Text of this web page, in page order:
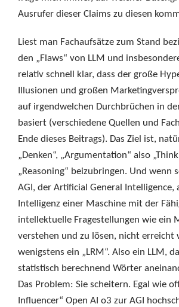
Ausrufer dieser Claims zu diesen
Liest man Fachaufsätze zum Stand
den „Flaws“ von LLM und
relativ schnell klar, dass der große
Illusionen und großen
auf irgendwelchen Durchbrüchen in
basiert (verschiedene Quellen und
Ende dieses Beitrags). Das Ziel ist,
„Denken“, „Argumentation“ also
„Reasoning“ beizubringen. Und wenn
AGI, der Artificial General Intelligence,
Intelligenz einer Maschine mit der
intellektuelle Fragestellungen wie ein
verstehen und zu lösen, nicht erreicht
wenigstens ein „LRM“. Also ein LLM,
statistisch berechnend Wörter
Das Problem: Sie scheitern. Egal wie
Influencer“ Open AI o3 zur AGI